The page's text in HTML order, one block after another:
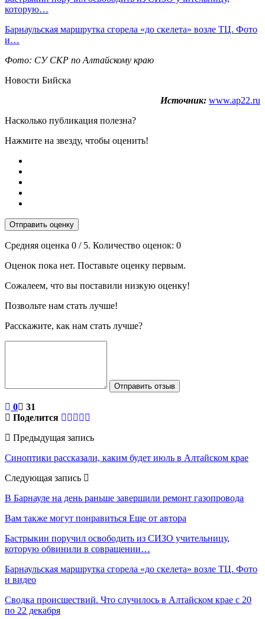
которую…
Барнаульская маршрутка сгорела «до скелета» возле ТЦ. Фото
и…
Фото: СУ СКР по Алтайскому краю
Новости Бийска
Источник: www.ap22.ru
Насколько публикация полезна?
Нажмите на звезду, чтобы оценить!
Отправить оценку
Средняя оценка 0 / 5. Количество оценок: 0
Оценок пока нет. Поставьте оценку первым.
Сожалеем, что вы поставили низкую оценку!
Позвольте нам стать лучше!
Расскажите, как нам стать лучше?
Отправить отзыв
0
31
Поделится
Предыдущая запись
Синоптики рассказали, каким будет июль в Алтайском крае
Следующая запись
В Барнауле на день раньше завершили ремонт газопровода
Вам также могут понравиться Еще от автора
Бастрыкин поручил освободить из СИЗО учительницу,
которую обвинили в совращении…
Барнаульская маршрутка сгорела «до скелета» возле ТЦ. Фото
и видео
Сводка происшествий. Что случилось в Алтайском крае с 20
по 22 декабря